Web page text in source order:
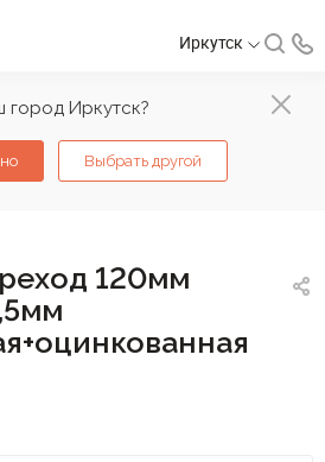
город Иркутск?
Выбрать другой
Иркутск
120мм